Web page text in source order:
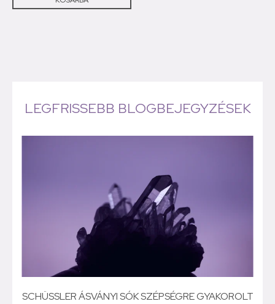
LEGFRISSEBB BLOGBEJEGYZÉSEK
SCHÜSSLER ÁSVÁNYI SÓK SZÉPSÉGRE GYAKOROLT